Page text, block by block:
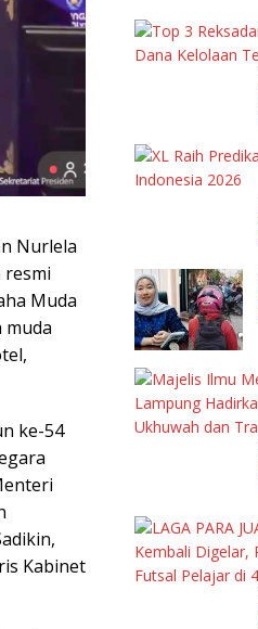
Nurlela
resmi
Muda
muda
ke-54
Kabinet